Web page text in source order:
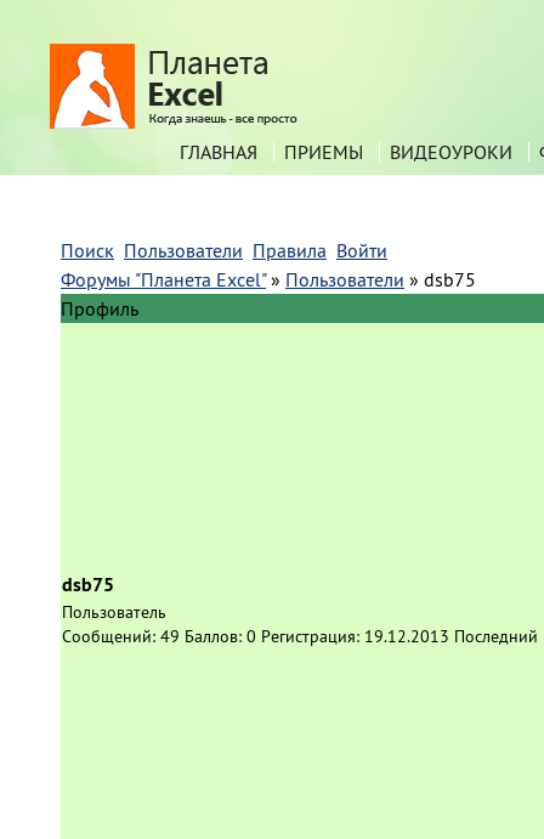
ГЛАВНАЯ ПРИЕМЫ ВИДЕОУРОКИ
Поиск Пользователи Правила Войти
Форумы "Планета Excel" » Пользователи » dsb75
Профиль
dsb75
Пользователь
Сообщений: 49 Баллов: 0 Регистрация: 19.12.2013 Последний